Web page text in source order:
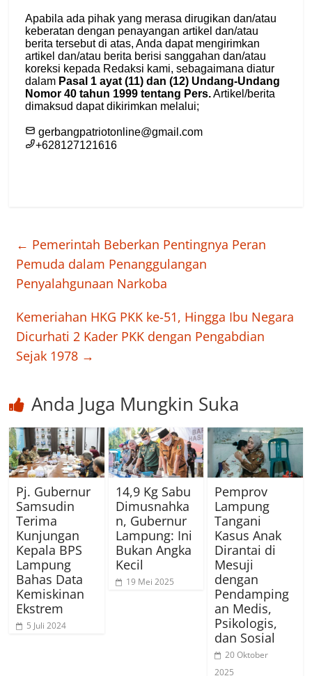
← Pemerintah Beberkan Pentingnya Peran
Pemuda dalam Penanggulangan
Penyalahgunaan Narkoba
Kemeriahan HKG PKK ke-51, Hingga Ibu Negara
Dicurhati 2 Kader PKK dengan Pengabdian
Sejak 1978 →
Anda Juga Mungkin Suka
Pj. Gubernur
Samsudin
Terima
Kunjungan
Kepala BPS
Lampung
Bahas Data
Kemiskinan
Ekstrem
5 Juli 2024
14,9 Kg Sabu
Dimusnahka
n, Gubernur
Lampung: Ini
Bukan Angka
Kecil
19 Mei 2025
Pemprov
Lampung
Tangani
Kasus Anak
Dirantai di
Mesuji
dengan
Pendamping
an Medis,
Psikologis,
dan Sosial
20 Oktober
2025